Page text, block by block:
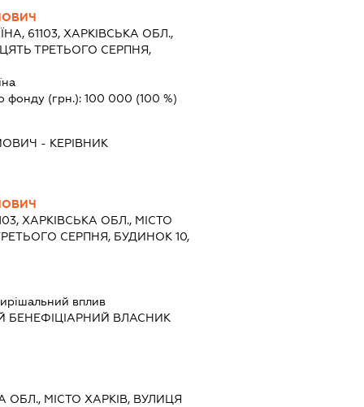
61103, ХАРКІВСЬКА ОБЛ.,
ТРЕТЬОГО СЕРПНЯ,
фонду (грн.):100 000 (100 %)
- КЕРІВНИК
ХАРКІВСЬКА ОБЛ., МІСТО
СЕРПНЯ, БУДИНОК 10,
вплив
БЕНЕФІЦІАРНИЙ ВЛАСНИК
ОБЛ., МІСТО ХАРКІВ, ВУЛИЦЯ